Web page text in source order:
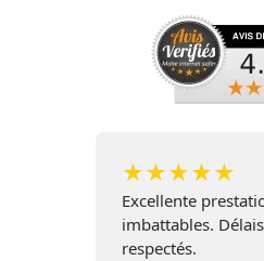
★★★★★
Excellente
imbattables.
respectés.